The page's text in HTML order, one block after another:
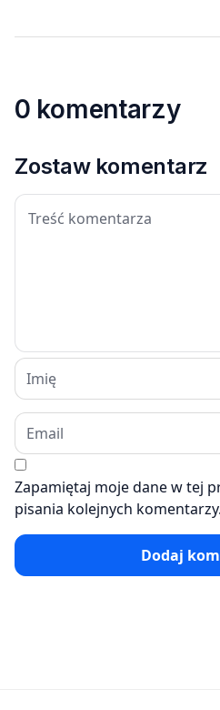
0 komentarzy
Zostaw komentarz
Zapamiętaj moje dane w tej
pisania kolejnych komentarzy.
Dodaj